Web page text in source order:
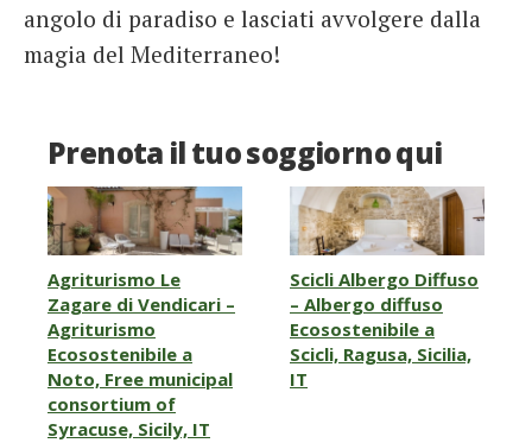
angolo di paradiso e lasciati avvolgere dalla
magia del Mediterraneo!
Prenota il tuo soggiorno qui
Agriturismo Le
Zagare di Vendicari –
Agriturismo
Ecosostenibile a
Noto, Free municipal
consortium of
Syracuse, Sicily, IT
Scicli Albergo Diffuso
– Albergo diffuso
Ecosostenibile a
Scicli, Ragusa, Sicilia,
IT